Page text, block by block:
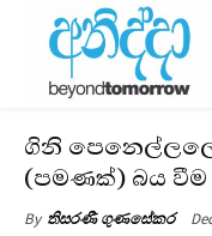
ගිනි
(පමණක්) බය වීම
By තිසරණී ගුණසේකර